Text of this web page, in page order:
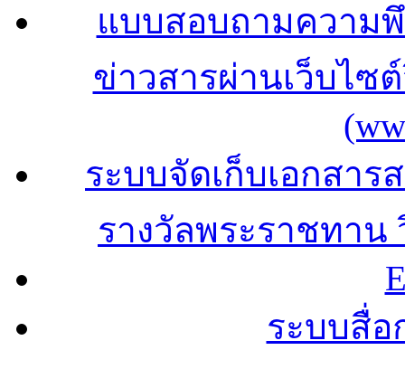
แบบสอบถามความ
ข่าวสารผ่านเว็บไซ
ระบบจัดเก็บเอกสา
รางวัลพระราชทา
ระบบสื่อ